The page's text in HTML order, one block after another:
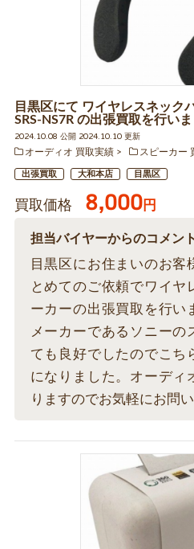
目黒区にて ワイヤレスネック
SRS-NS7R の出張買取を行い
2024.10.08 公開 2024.10.10 更新
オーディオ 買取実績
スピーカー
出張買取 大和本店 目黒区
買取価格 8,000円
担当バイヤーからのコメント
目黒区にお住まいのお客
とめてのご依頼でワイヤ
ーカーの出張買取を行い
メーカーであるソニーの
ても良好でしたのでこち
になりました。オーディ
りますのでお気軽にお問